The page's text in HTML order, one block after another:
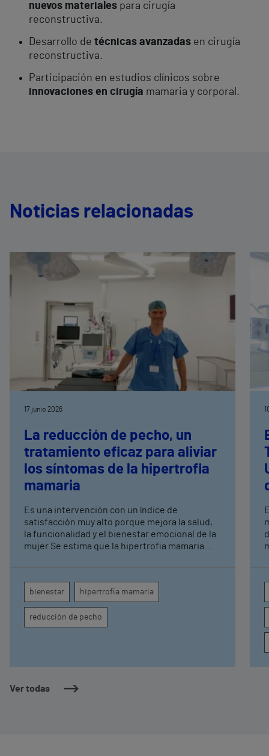
nuevos materiales para cirugía
reconstructiva.
Desarrollo de técnicas avanzadas en cirugía
reconstructiva.
Participación en estudios clínicos sobre
innovaciones en cirugía mamaria y corporal.
Noticias relacionadas
Ver todas
17 junio 2026
La reducción de pecho, un
tratamiento eficaz para aliviar
los síntomas de la hipertrofia
mamaria
Es una intervención con un índice de
satisfacción muy alto porque mejora la salud,
la funcionalidad y el bienestar emocional de la
mujer Se estima que la hipertrofia mamaria
persistente, sobrecarga muscular, irritaciones
subcutáneas y limitaciones para realizar
actividad física
bienestar hipertrofia mamaria
reducción de pecho